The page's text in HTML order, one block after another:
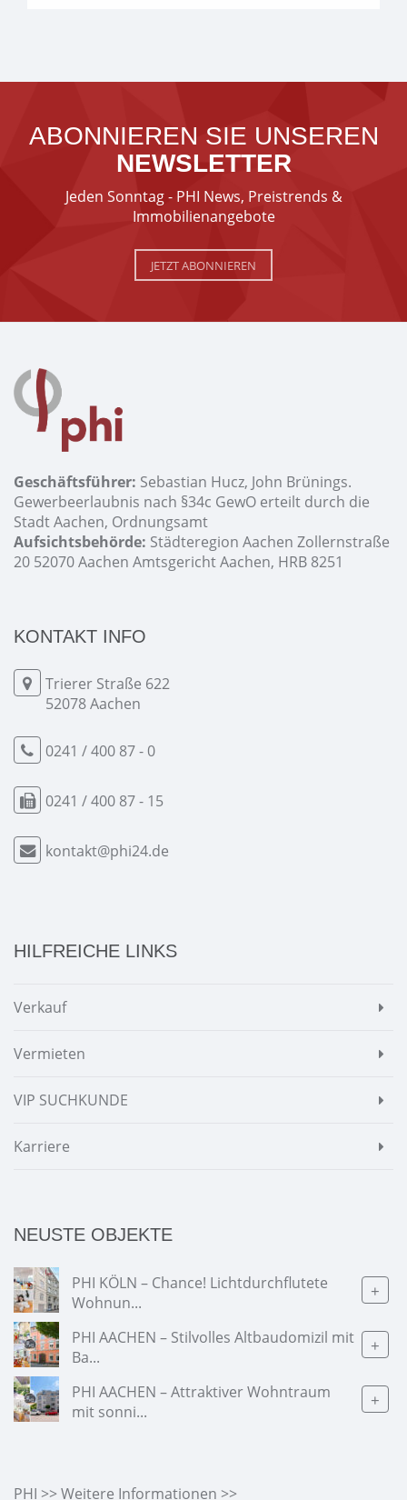
ABONNIEREN SIE UNSEREN
NEWSLETTER
Jeden Sonntag - PHI News, Preistrends &
Immobilienangebote
JETZT ABONNIEREN
Geschäftsführer: Sebastian Hucz, John Brünings.
Gewerbeerlaubnis nach §34c GewO erteilt durch die
Stadt Aachen, Ordnungsamt
Aufsichtsbehörde: Städteregion Aachen Zollernstraße
20 52070 Aachen Amtsgericht Aachen, HRB 8251
KONTAKT INFO
Trierer Straße 622
52078 Aachen
0241 / 400 87 - 0
0241 / 400 87 - 15
kontakt@phi24.de
HILFREICHE LINKS
Verkauf
Vermieten
VIP SUCHKUNDE
Karriere
NEUSTE OBJEKTE
PHI KÖLN – Chance! Lichtdurchflutete
Wohnun...
+
PHI AACHEN – Stilvolles Altbaudomizil mit
Ba...
+
PHI AACHEN – Attraktiver Wohntraum
mit sonni...
+
PHI >> Weitere Informationen >>